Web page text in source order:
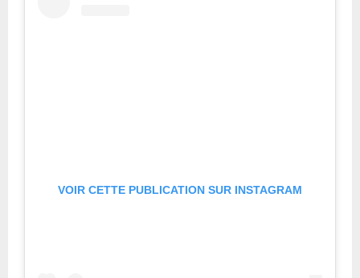
VOIR CETTE PUBLICATION SUR INSTAGRAM